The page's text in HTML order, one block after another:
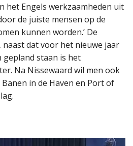
het Engels werkzaamheden uit
de juiste mensen op de
kunnen worden.’ De
dat voor het nieuwe jaar
gepland staan is het
Na Nissewaard wil men ook
in de Haven en Port of